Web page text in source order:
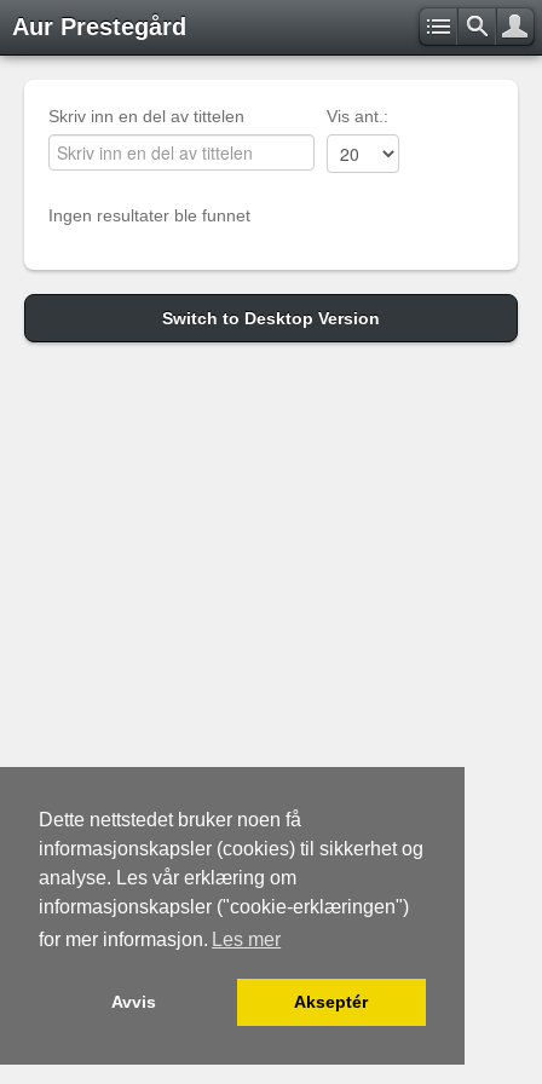
Dette nettstedet bruker noen få
informasjonskapsler (cookies) til sikkerhet og
analyse. Les vår erklæring om
informasjonskapsler ("cookie-erklæringen")
for mer informasjon. Les mer
Avvis Akseptér
Aur Prestegård
Skriv inn en del av tittelen Vis ant.:
Ingen resultater ble funnet
Switch to Desktop Version